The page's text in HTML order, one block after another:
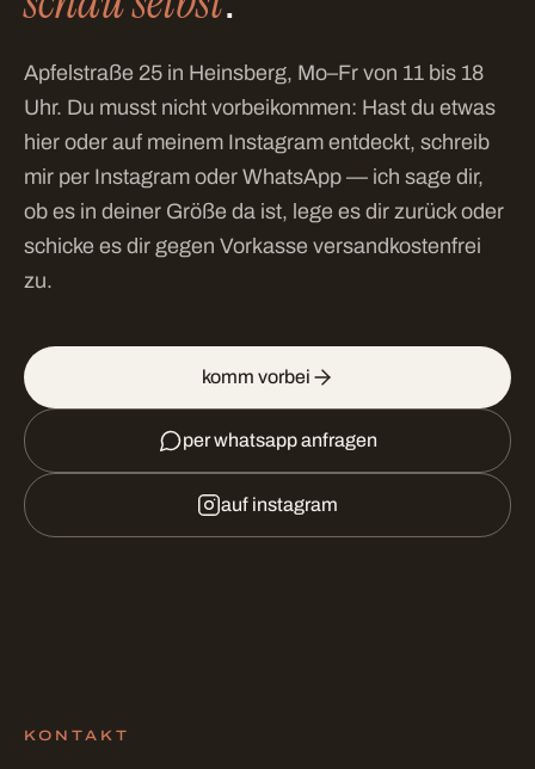
Apfelstraße 25 in Heinsberg, Mo–Fr von 11 bis 18
Uhr. Du musst nicht vorbeikommen: Hast du etwas
hier oder auf meinem Instagram entdeckt, schreib
mir per Instagram oder WhatsApp — ich sage dir,
ob es in deiner Größe da ist, lege es dir zurück oder
schicke es dir gegen Vorkasse versandkostenfrei
zu.
komm vorbei
per whatsapp anfragen
auf instagram
KONTAKT